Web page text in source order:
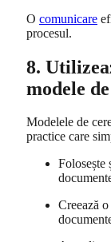
O comunicare
procesul.
8.
modele
Modelele de
practice care
Folosește
Creează